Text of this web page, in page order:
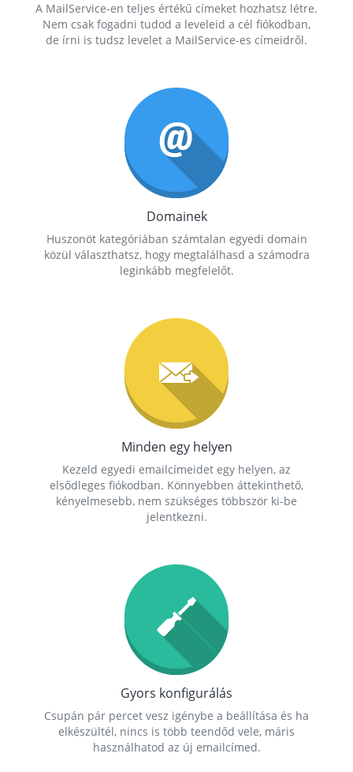
A MailService-en teljes értékű címeket hozhatsz létre.
Nem csak fogadni tudod a leveleid a cél fiókodban,
de írni is tudsz levelet a MailService-es címeidről.
Domainek
Huszonöt kategóriában számtalan egyedi domain
közül választhatsz, hogy megtalálhasd a számodra
leginkább megfelelőt.
Minden egy helyen
Kezeld egyedi emailcímeidet egy helyen, az
elsődleges fiókodban. Könnyebben áttekinthető,
kényelmesebb, nem szükséges többször ki-be
jelentkezni.
Gyors konfigurálás
Csupán pár percet vesz igénybe a beállítása és ha
elkészültél, nincs is több teendőd vele, máris
használhatod az új emailcímed.